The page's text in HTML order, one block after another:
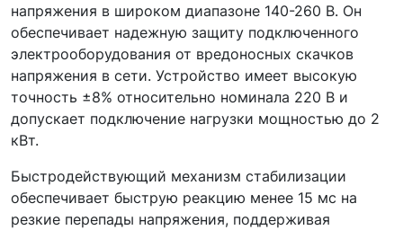
напряжения в широком диапазоне 140-260 В. Он
обеспечивает надежную защиту подключенного
электрооборудования от вредоносных скачков
напряжения в сети. Устройство имеет высокую
точность ±8% относительно номинала 220 В и
допускает подключение нагрузки мощностью до 2
кВт.
Быстродействующий механизм стабилизации
обеспечивает быструю реакцию менее 15 мс на
резкие перепады напряжения, поддерживая